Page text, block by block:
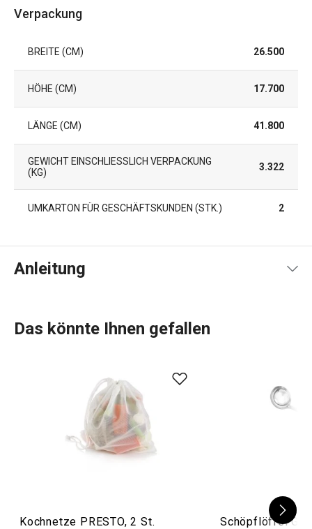
Verpackung
BREITE (CM) 26.500
HÖHE (CM) 17.700
LÄNGE (CM) 41.800
GEWICHT EINSCHLIESSLICH VERPACKUNG (
KG)
3.322
UMKARTON FÜR GESCHÄFTSKUNDEN (STK.) 2
Anleitung
Das könnte Ihnen gefallen
Kochnetze PRESTO, 2 St.
Schöpflöffel